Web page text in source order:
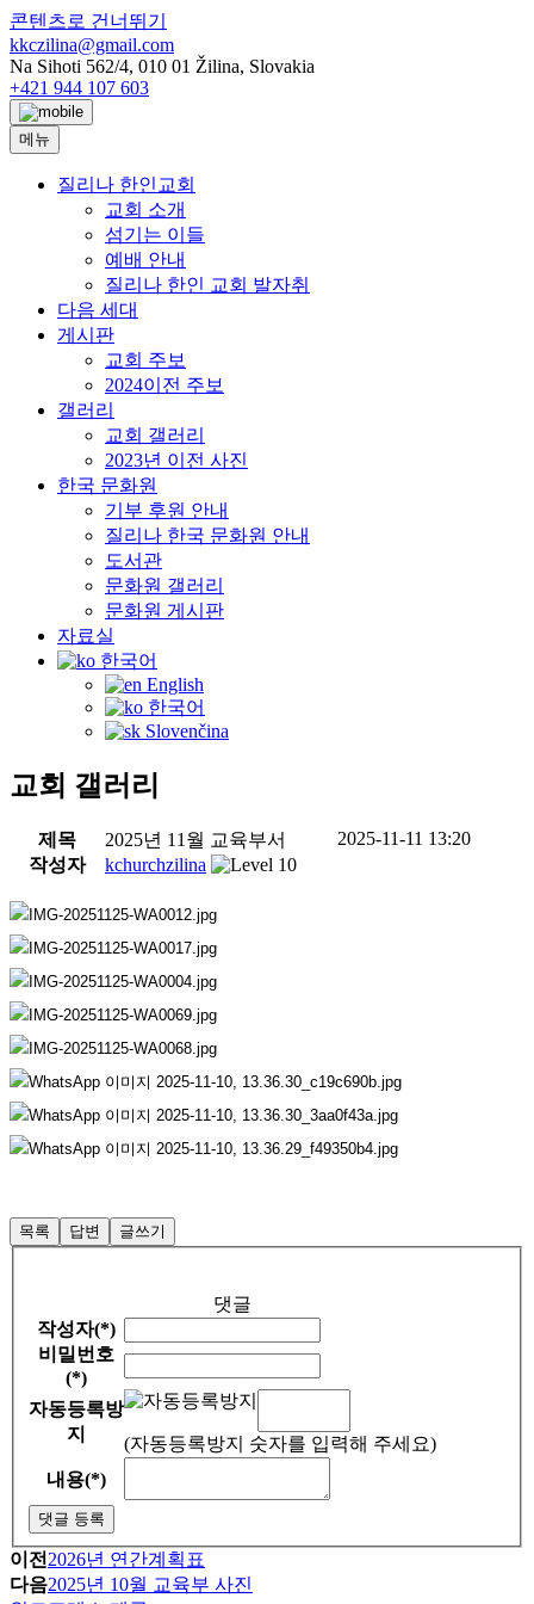
콘텐츠로 건너뛰기
kkczilina@gmail.com
Na Sihoti 562/4, 010 01 Žilina, Slovakia
+421 944 107 603
메뉴
질리나 한인교회
교회 소개
섬기는 이들
예배 안내
질리나 한인 교회 발자취
다음 세대
게시판
교회 주보
2024이전 주보
갤러리
교회 갤러리
2023년 이전 사진
한국 문화원
기부 후원 안내
질리나 한국 문화원 안내
도서관
문화원 갤러리
문화원 게시판
자료실
한국어
English
한국어
Slovenčina
교회 갤러리
제목 2025년 11월 교육부서
2025-11-11 13:20
작성자
kchurchzilina
목록 답변 글쓰기
댓글
작성자(*)
비밀번호
(*)
자동등록방
지
(자동등록방지 숫자를 입력해 주세요)
내용(*)
댓글 등록
이전2026년 연간계획표
다음2025년 10월 교육부 사진